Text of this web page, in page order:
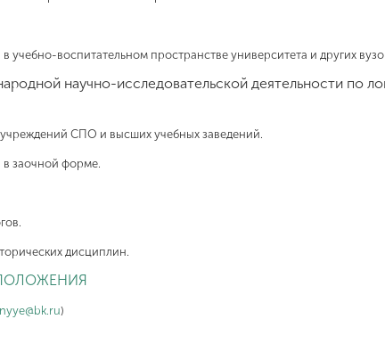
учебно-воспитательном пространстве университета и других
научно-исследовательской деятельности по
СПО и высших учебных заведений.
в заочной форме.
дисциплин.
)